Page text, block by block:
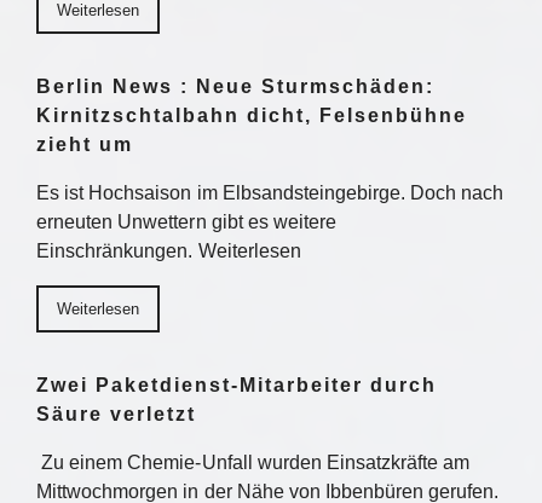
Weiterlesen
Berlin News : Neue Sturmschäden:
Kirnitzschtalbahn dicht, Felsenbühne
zieht um
Es ist Hochsaison im Elbsandsteingebirge. Doch nach
erneuten Unwettern gibt es weitere
Einschränkungen. Weiterlesen
Weiterlesen
Zwei Paketdienst-Mitarbeiter durch
Säure verletzt
Zu einem Chemie-Unfall wurden Einsatzkräfte am
Mittwochmorgen in der Nähe von Ibbenbüren gerufen.